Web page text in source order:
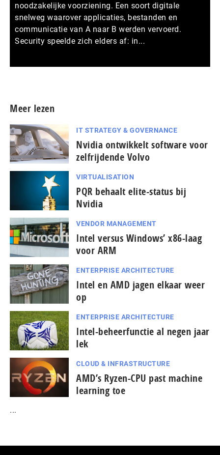
noodzakelijke voorziening. Een soort digitale
snelweg waarover applicaties, bestanden en
communicatie van A naar B werden vervoerd.
Security speelde zich elders af: in...
Meer lezen
IT STRATEGY & GOVERNANCE
Nvidia ontwikkelt software voor
zelfrijdende Volvo
VIRTUALISATION
PQR behaalt elite-status bij
Nvidia
VENDOR MANAGEMENT
Intel versus Windows’ x86-laag
voor ARM
ENTERPRISE ARCHITECTURE
Intel en AMD jagen elkaar weer
op
ENTERPRISE ARCHITECTURE
Intel-beheerfunctie al negen jaar
lek
CLOUD & INFRASTRUCTURE
AMD’s Ryzen-CPU past machine
learning toe
...